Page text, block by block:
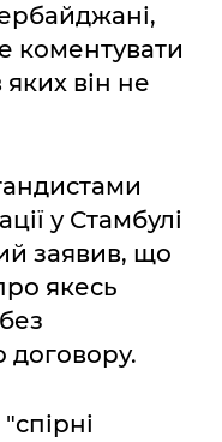
коментувати
він не
у Стамбулі
заявив, що
якесь
договору.